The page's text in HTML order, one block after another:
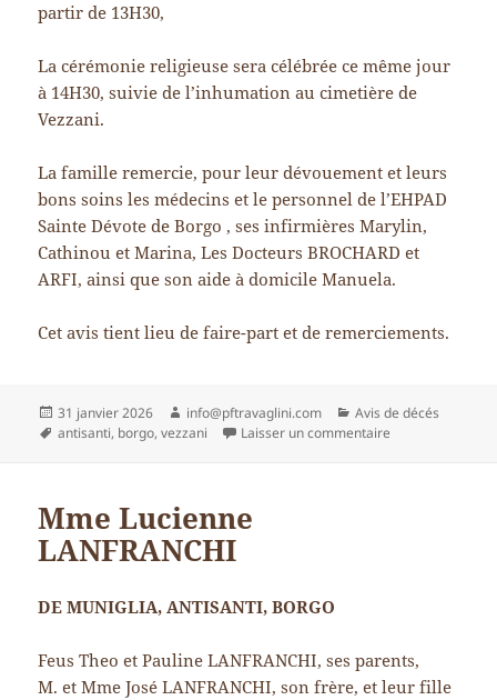
partir de 13H30,
La cérémonie religieuse sera célébrée ce même jour
à 14H30, suivie de l’inhumation au cimetière de
Vezzani.
La famille remercie, pour leur dévouement et leurs
bons soins les médecins et le personnel de l’EHPAD
Sainte Dévote de Borgo , ses infirmières Marylin,
Cathinou et Marina, Les Docteurs BROCHARD et
ARFI, ainsi que son aide à domicile Manuela.
Cet avis tient lieu de faire-part et de remerciements.
Publié
le
31 janvier 2026 Auteur
info@pftravaglini.com Catégories
Avis de décés
Mots-
antisanti, borgo,vezzani Laisser un commentaire
Mme Lucienne
LANFRANCHI
DE MUNIGLIA, ANTISANTI, BORGO
Feus Theo et Pauline LANFRANCHI, ses parents,
M. et Mme José LANFRANCHI, son frère, et leur fille